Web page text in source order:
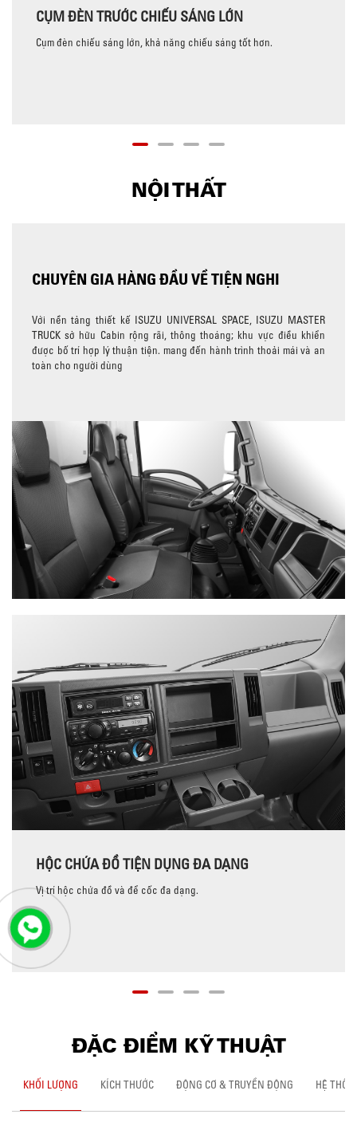
CỤM ĐÈN TRƯỚC CHIẾU SÁNG LỚN
Cụm đèn chiếu sáng lớn, khả năng chiếu sáng tốt hơn.
NỘI THẤT
CHUYÊN GIA HÀNG ĐẦU VỀ TIỆN NGHI
Với nền tảng thiết kế ISUZU UNIVERSAL SPACE, ISUZU MASTER
TRUCK sở hữu Cabin rộng rãi, thông thoáng; khu vực điều khiển
được bố trí hợp lý thuận tiện. mang đến hành trình thoải mái và an
toàn cho người dùng
HỘC CHỨA ĐỒ TIỆN DỤNG ĐA DẠNG
Vị trí hộc chứa đồ và để cốc đa dạng.
ĐẶC ĐIỂM KỸ THUẬT
KHỐI LƯỢNG KÍCH THƯỚC ĐỘNG CƠ & TRUYỀN ĐỘNG HỆ